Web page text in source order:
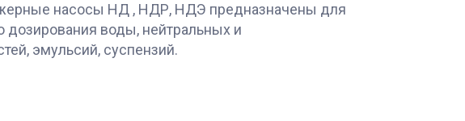
насосы НД , НДР, НДЭ предназначены для
дозирования воды, нейтральных и
эмульсий, суспензий.